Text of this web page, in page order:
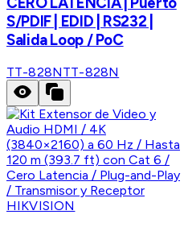
S/PDIF | EDID | RS232 |
Salida Loop / PoC
TT-828NTT-828N
HIKVISION